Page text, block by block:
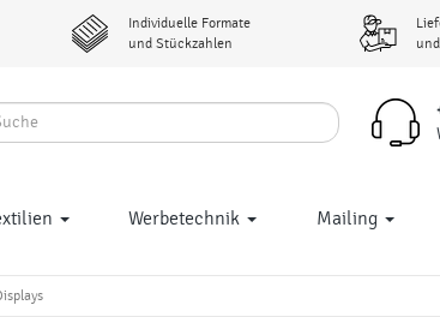
Individuelle Formate
und Stückzahlen
Werbetechnik Mailing